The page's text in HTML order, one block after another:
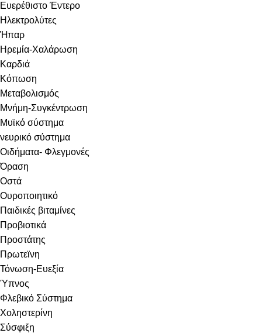
Ευερέθιστο Έντερο
Ηλεκτρολύτες
Ήπαρ
Ηρεμία-Χαλάρωση
Καρδιά
Κόπωση
Μεταβολισμός
Μνήμη-Συγκέντρωση
Μυϊκό σύστημα
νευρικό σύστημα
Οιδήματα- Φλεγμονές
Όραση
Οστά
Ουροποιητικό
Παιδικές βιταμίνες
Προβιοτικά
Προστάτης
Πρωτεϊνη
Τόνωση-Ευεξία
Ύπνος
Φλεβικό Σύστημα
Χοληστερίνη
Σύσφιξη